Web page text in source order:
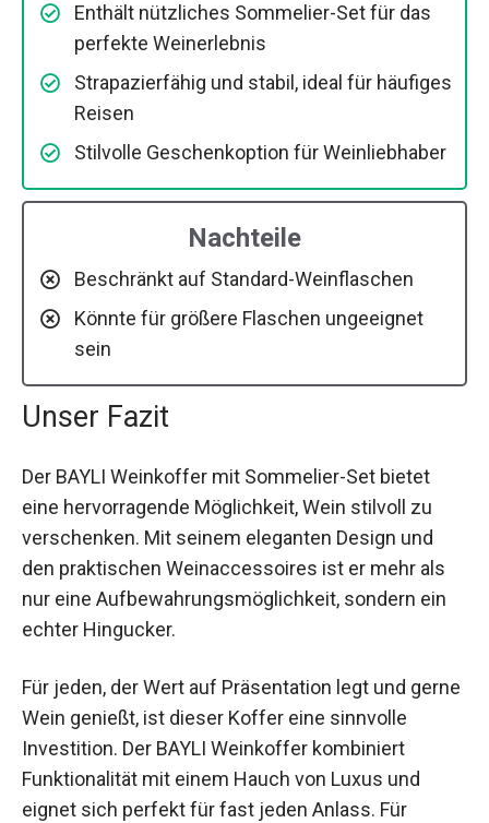
Enthält nützliches Sommelier-Set für das
perfekte Weinerlebnis
Strapazierfähig und stabil, ideal für häufiges
Reisen
Stilvolle Geschenkoption für Weinliebhaber
Nachteile
Beschränkt auf Standard-Weinflaschen
Könnte für größere Flaschen ungeeignet
sein
Unser Fazit
Der BAYLI Weinkoffer mit Sommelier-Set bietet
eine hervorragende Möglichkeit, Wein stilvoll zu
verschenken. Mit seinem eleganten Design und
den praktischen Weinaccessoires ist er mehr als
nur eine Aufbewahrungsmöglichkeit, sondern ein
echter Hingucker.
Für jeden, der Wert auf Präsentation legt und gerne
Wein genießt, ist dieser Koffer eine sinnvolle
Investition. Der BAYLI Weinkoffer kombiniert
Funktionalität mit einem Hauch von Luxus und
eignet sich perfekt für fast jeden Anlass. Für